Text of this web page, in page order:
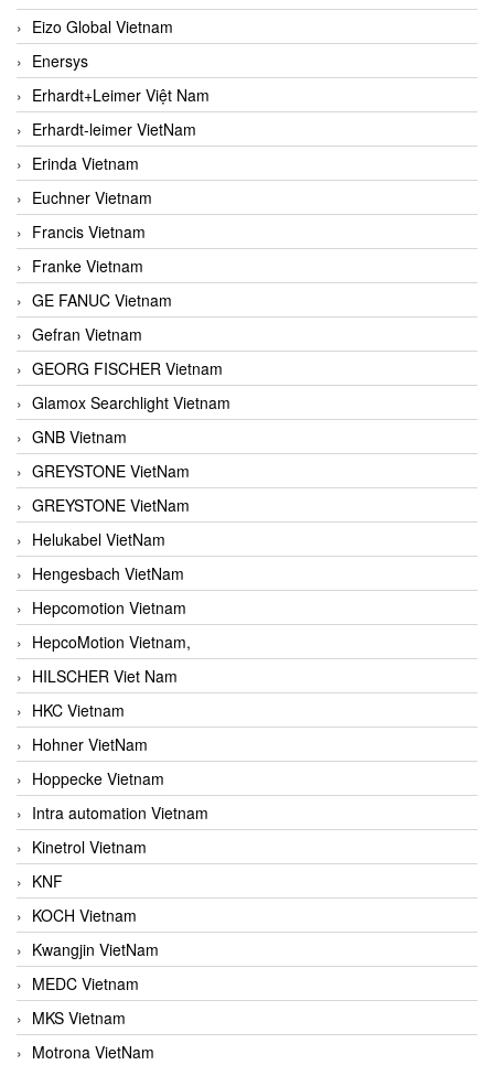
Eizo Global Vietnam
Enersys
Erhardt+Leimer Việt Nam
Erhardt-leimer VietNam
Erinda Vietnam
Euchner Vietnam
Francis Vietnam
Franke Vietnam
GE FANUC Vietnam
Gefran Vietnam
GEORG FISCHER Vietnam
Glamox Searchlight Vietnam
GNB Vietnam
GREYSTONE VietNam
GREYSTONE VietNam
Helukabel VietNam
Hengesbach VietNam
Hepcomotion Vietnam
HepcoMotion Vietnam,
HILSCHER Viet Nam
HKC Vietnam
Hohner VietNam
Hoppecke Vietnam
Intra automation Vietnam
Kinetrol Vietnam
KNF
KOCH Vietnam
Kwangjin VietNam
MEDC Vietnam
MKS Vietnam
Motrona VietNam